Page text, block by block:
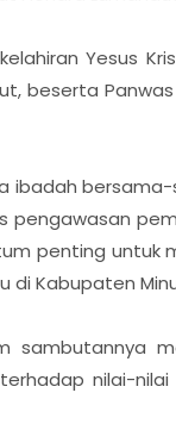
Yesus
beserta
ibadah
penting untuk
di Kabupaten
sambutannya
nilai-nilai